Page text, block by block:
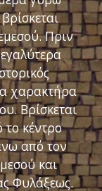
Πριν
χαρακτήρα
Βρίσκεται
το κέντρο
από τον
και
Φυλάξεως.